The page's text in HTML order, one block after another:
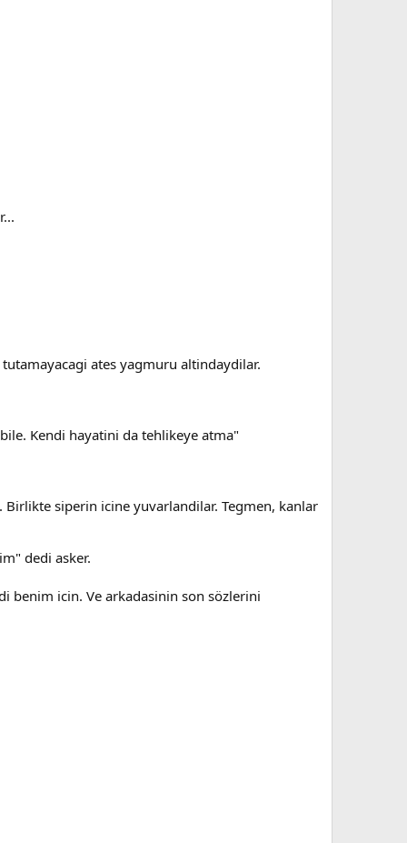
ates yagmuru altindaydilar.
Kendi hayatini da tehlikeye atma"
siperin icine yuvarlandilar. Tegmen, kanlar
dedi asker.
benim icin. Ve arkadasinin son sözlerini